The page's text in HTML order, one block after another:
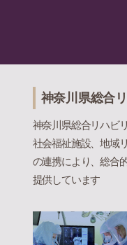
神奈川県総合
神奈川県総合リハビ
社会福祉施設、地域
の連携により、総合
提供しています